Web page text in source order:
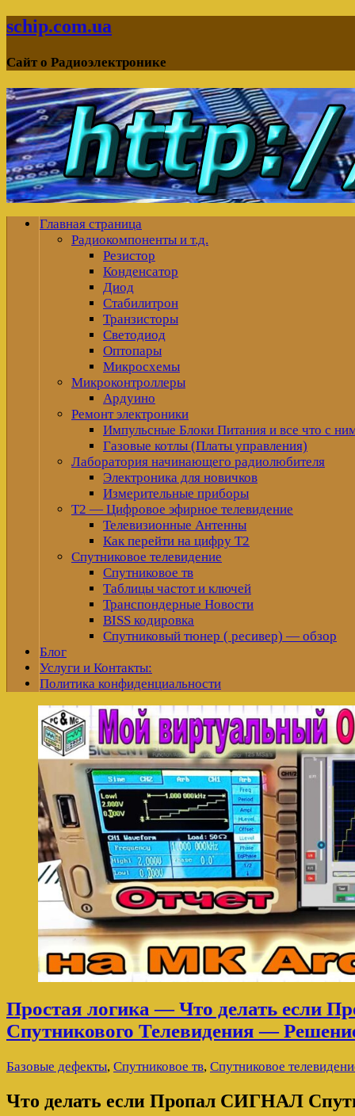
schip.com.ua
Сайт о Радиоэлектронике
Главная страница
Радиокомпоненты и т.д.
Резистор
Конденсатор
Диод
Стабилитрон
Транзисторы
Светодиод
Оптопары
Микросхемы
Микроконтроллеры
Ардуино
Ремонт электроники
Импульсные Блоки Питания и все что с
Газовые котлы (Платы управления)
Лаборатория начинающего радиолюбителя
Электроника для новичков
Измерительные приборы
Т2 — Цифровое эфирное телевидение
Телевизионные Антенны
Как перейти на цифру Т2
Спутниковое телевидение
Спутниковое тв
Таблицы частот и ключей
Транспондерные Новости
BISS кодировка
Спутниковый тюнер ( ресивер) — обзор
Блог
Услуги и Контакты:
Политика конфиденциальности
Простая логика — Что делать если
Спутникового Телевидения —
Базовые дефекты, Спутниковое тв, Спутниковое
Что делать если Пропал СИГНАЛ